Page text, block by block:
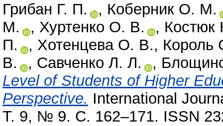
Грибан Г. П. , Коберник О. М.
М.
, Хуртенко О. В. ,
П.
, Хотенцева О. В., Король
В.
, Савченко Л. Л. ,
Level of Students of Higher
Perspective. International
Т. 9, № 9. С. 162–171. ISSN